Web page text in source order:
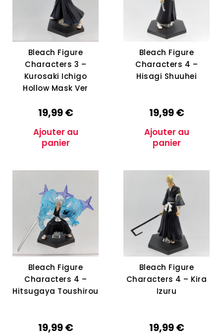
Bleach Figure
Characters 3 –
Kurosaki Ichigo
Hollow Mask Ver
19,99€
Ajouter au
panier
Bleach Figure
Characters 4 –
Hisagi Shuuhei
19,99€
Ajouter au
panier
Bleach Figure
Characters 4 –
Hitsugaya Toushirou
19,99€
Bleach Figure
Characters 4 – Kira
Izuru
19,99€